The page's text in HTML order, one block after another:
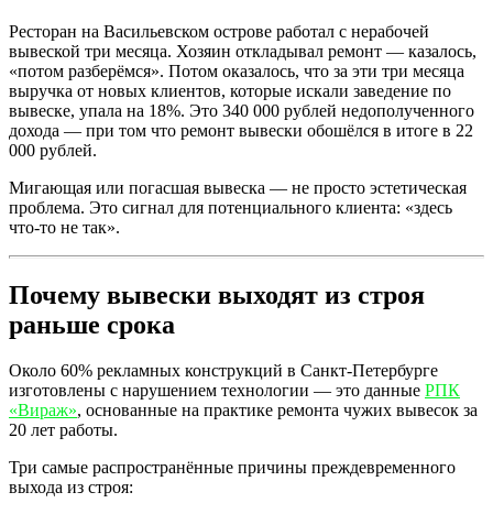
Ресторан на Васильевском острове работал с нерабочей
вывеской три месяца. Хозяин откладывал ремонт — казалось,
«потом разберёмся». Потом оказалось, что за эти три месяца
выручка от новых клиентов, которые искали заведение по
вывеске, упала на 18%. Это 340 000 рублей недополученного
дохода — при том что ремонт вывески обошёлся в итоге в 22
000 рублей.
Мигающая или погасшая вывеска — не просто эстетическая
проблема. Это сигнал для потенциального клиента: «здесь
что-то не так».
Почему вывески выходят из строя
раньше срока
Около 60% рекламных конструкций в Санкт-Петербурге
изготовлены с нарушением технологии — это данные РПК
«Вираж», основанные на практике ремонта чужих вывесок за
20 лет работы.
Три самые распространённые причины преждевременного
выхода из строя: